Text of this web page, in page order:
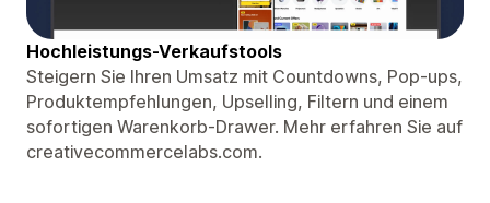
Hochleistungs-Verkaufstools
Steigern Sie Ihren Umsatz mit Countdowns, Pop-ups,
Produktempfehlungen, Upselling, Filtern und einem
sofortigen Warenkorb-Drawer. Mehr erfahren Sie auf
creativecommercelabs.com.